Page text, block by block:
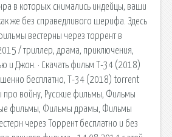
в которых снимались индейцы, ваши
же без справедливого шерифа. Здесь
вестерны через торрент в
/ триллер, драма, приключения,
и Джон. · Скачать фильм Т-34 (2018)
бесплатно, Т-34 (2018) torrent
про войну, Русские фильмы, Фильмы
фильмы, Фильмы драмы, Фильмы
через Торрент бесплатно и без